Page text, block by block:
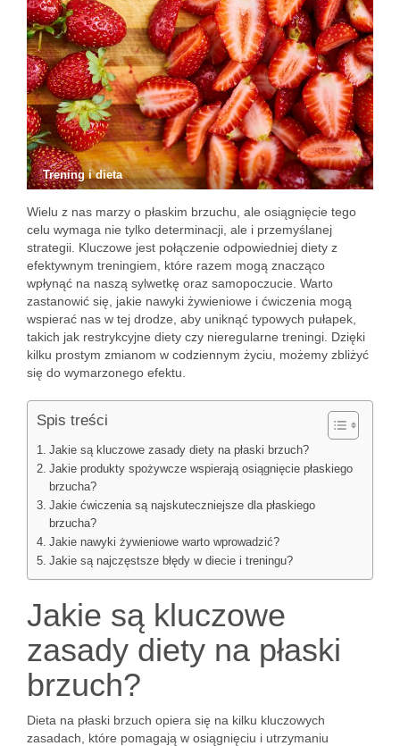
Trening i dieta
Wielu z nas marzy o płaskim brzuchu, ale osiągnięcie tego
celu wymaga nie tylko determinacji, ale i przemyślanej
strategii. Kluczowe jest połączenie odpowiedniej diety z
efektywnym treningiem, które razem mogą znacząco
wpłynąć na naszą sylwetkę oraz samopoczucie. Warto
zastanowić się, jakie nawyki żywieniowe i ćwiczenia mogą
wspierać nas w tej drodze, aby uniknąć typowych pułapek,
takich jak restrykcyjne diety czy nieregularne treningi. Dzięki
kilku prostym zmianom w codziennym życiu, możemy zbliżyć
się do wymarzonego efektu.
Spis treści
Jakie są kluczowe zasady diety na płaski brzuch?
Jakie produkty spożywcze wspierają osiągnięcie płaskiego
brzucha?
Jakie ćwiczenia są najskuteczniejsze dla płaskiego
brzucha?
Jakie nawyki żywieniowe warto wprowadzić?
Jakie są najczęstsze błędy w diecie i treningu?
Jakie są kluczowe
zasady diety na płaski
brzuch?
Dieta na płaski brzuch opiera się na kilku kluczowych
zasadach, które pomagają w osiągnięciu i utrzymaniu